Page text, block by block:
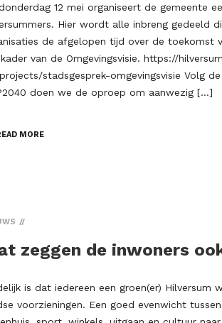
12 mei organiseert de gemeente
Hier wordt alle inbreng gedeeld
de afgelopen tijd over de toekomst
van de Omgevingsvisie. https://
stadsgesprek-omgevingsvisie Volg
doen we de oproep om aanwezig […]
MORE
zeggen de inwoners
is dat iedereen een groen(er)
voorzieningen. Een goed evenwicht